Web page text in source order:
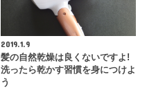
2019.1.9
髪の自然乾燥は良くないですよ!
洗ったら乾かす習慣を身につけよ
う